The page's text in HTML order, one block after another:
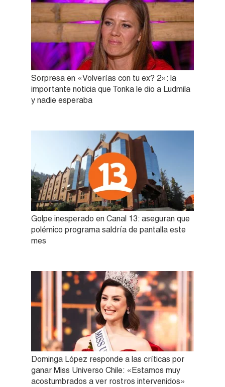
Sorpresa en «Volverías con tu ex? 2»: la
importante noticia que Tonka le dio a Ludmila
y nadie esperaba
Golpe inesperado en Canal 13: aseguran que
polémico programa saldría de pantalla este
mes
Dominga López responde a las críticas por
ganar Miss Universo Chile: «Estamos muy
acostumbrados a ver rostros intervenidos»